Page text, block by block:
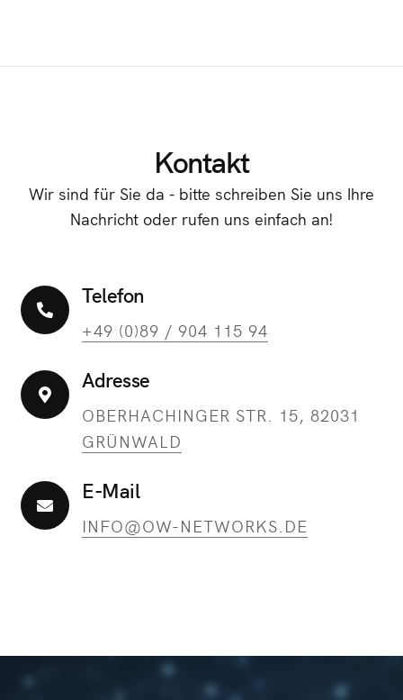
Kontakt
Wir sind für Sie da - bitte schreiben Sie uns Ihre
Nachricht oder rufen uns einfach an!
Telefon
+49 (0)89 / 904 115 94
Adresse
OBERHACHINGER STR. 15, 82031
GRÜNWALD
E-Mail
INFO@OW-NETWORKS.DE